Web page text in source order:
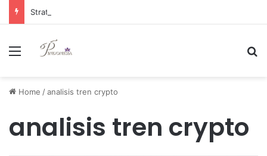
Menu
Home /analisis tren crypto
analisis tren crypto